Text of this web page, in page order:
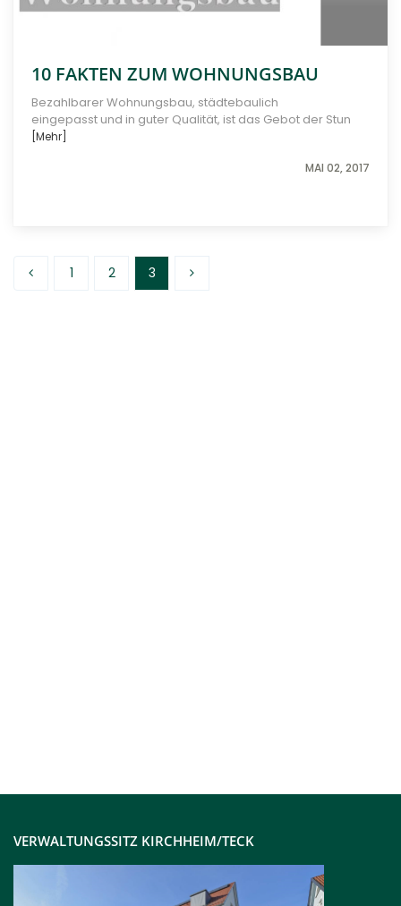
10 FAKTEN ZUM WOHNUNGSBAU
Bezahlbarer Wohnungsbau, städtebaulich
eingepasst und in guter Qualität, ist das Gebot der Stun
[Mehr]
MAI 02, 2017
1 2 3
VERWALTUNGSSITZ KIRCHHEIM/TECK